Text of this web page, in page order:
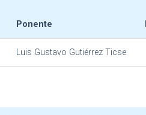
Ponente
Luis Gustavo Gutiérrez Ticse